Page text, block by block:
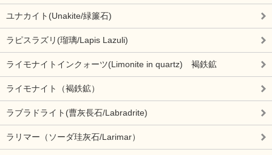
ユナカイト(Unakite/緑簾石)
ラピスラズリ(瑠璃/Lapis Lazuli)
ライモナイトインクォーツ(Limonite in quartz) 褐鉄鉱
ライモナイト（褐鉄鉱）
ラブラドライト(曹灰長石/Labradrite)
ラリマー（ソーダ珪灰石/Larimar）